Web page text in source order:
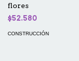
flores
$52.580
CONSTRUCCIÓN